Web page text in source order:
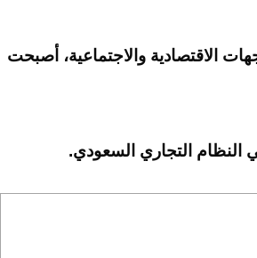
الاقتصادية والاجتماعية، أصبحت
النظام التجاري السعودي.